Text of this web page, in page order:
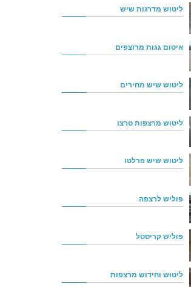
ליטוש מדרגות שיש
איטום גגות מרוצפים
ליטוש שיש מחירים
ליטוש מרצפות טרצו
ליטוש שיש פרלטו
פוליש לרצפה
פוליש קריסטל
ליטוש וחידוש מרצפות